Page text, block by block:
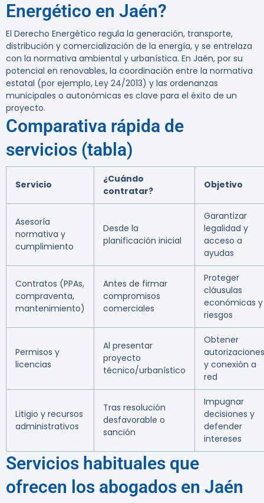
Energético en Jaén?
El Derecho Energético regula la generación, transporte,
distribución y comercialización de la energía, y se entrelaza
con la normativa ambiental y urbanística. En Jaén, por su
potencial en renovables, la coordinación entre la normativa
estatal (por ejemplo, Ley 24/2013) y las ordenanzas
municipales o autonómicas es clave para el éxito de un
proyecto.
Comparativa rápida de
servicios (tabla)
Servicio
¿Cuándo
contratar?
Objetivo
Asesoría
normativa y
cumplimiento
Desde la
planificación inicial
Garantizar
legalidad y
acceso a
ayudas
Contratos (PPAs,
compraventa,
mantenimiento)
Antes de firmar
compromisos
comerciales
Proteger
cláusulas
económicas y
riesgos
Permisos y
licencias
Al presentar
proyecto
técnico/urbanístico
Obtener
autorizaciones
y conexión a
red
Litigio y recursos
administrativos
Tras resolución
desfavorable o
sanción
Impugnar
decisiones y
defender
intereses
Servicios habituales que
ofrecen los abogados en Jaén